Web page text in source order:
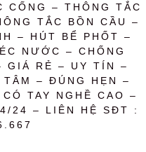
CỐNG – THÔNG TẮC
TẮC BỒN CẦU –
– HÚT BỂ PHỐT –
NƯỚC – CHỐNG
GIÁ RẺ – UY TÍN –
TÂM – ĐÚNG HẸN –
TAY NGHỀ CAO –
24 – LIÊN HỆ SĐT :